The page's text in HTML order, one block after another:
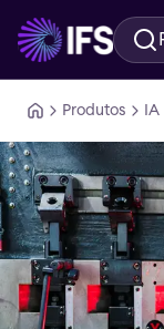
Ir para o
Produtos IA